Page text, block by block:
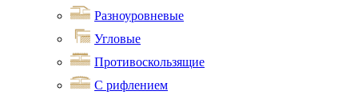
Разноуровневые
Угловые
Противоскользящие
С рифлением